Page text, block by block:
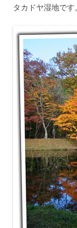
タカドヤ湿地で